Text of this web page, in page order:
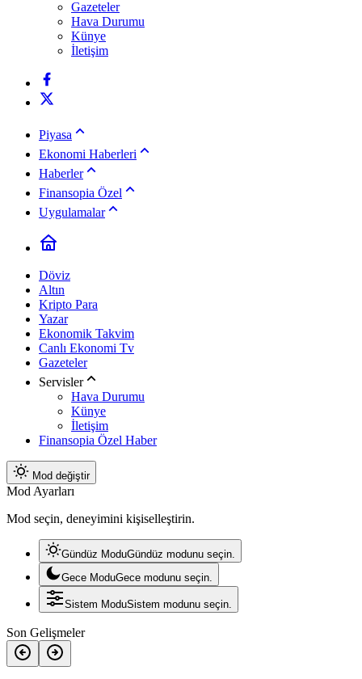
Gazeteler
Hava Durumu
Künye
İletişim
Piyasa
Ekonomi Haberleri
Haberler
Finansopia Özel
Uygulamalar
Döviz
Altın
Kripto Para
Yazar
Ekonomik Takvim
Canlı Ekonomi Tv
Gazeteler
Servisler
Hava Durumu
Künye
İletişim
Finansopia Özel Haber
Mod değiştir
Mod Ayarları
Mod seçin, deneyimini kişiselleştirin.
Gündüz ModuGündüz modunu seçin.
Gece ModuGece modunu seçin.
Sistem ModuSistem modunu seçin.
Son Gelişmeler